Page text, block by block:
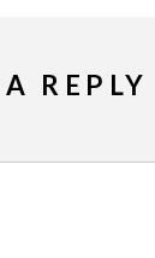
REPLY